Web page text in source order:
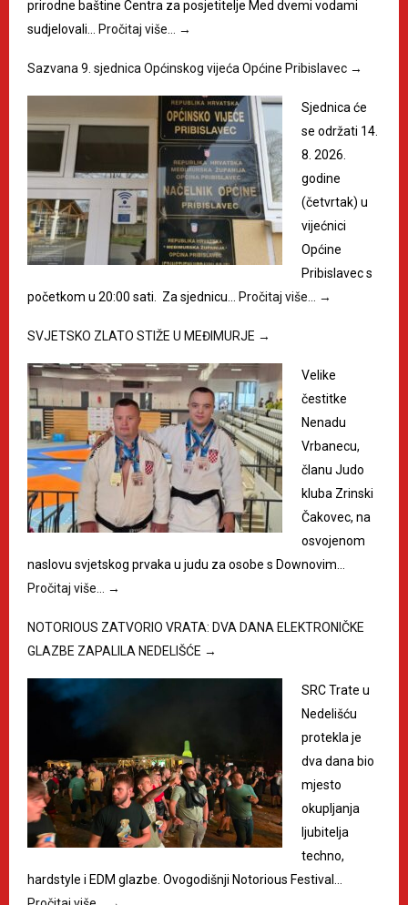
prirodne baštine Centra za posjetitelje Med dvemi vodami
sudjelovali…
Pročitaj više… →
Sazvana 9. sjednica Općinskog vijeća Općine Pribislavec →
Sjednica će
se održati 14.
8. 2026.
godine
(četvrtak) u
vijećnici
Općine
Pribislavec s
početkom u 20:00 sati. Za sjednicu…
Pročitaj više… →
SVJETSKO ZLATO STIŽE U MEĐIMURJE →
Velike
čestitke
Nenadu
Vrbanecu,
članu Judo
kluba Zrinski
Čakovec, na
osvojenom
naslovu svjetskog prvaka u judu za osobe s Downovim…
Pročitaj više…
→
NOTORIOUS ZATVORIO VRATA: DVA DANA ELEKTRONIČKE
GLAZBE ZAPALILA NEDELIŠĆE →
SRC Trate u
Nedelišću
protekla je
dva dana bio
mjesto
okupljanja
ljubitelja
techno,
hardstyle i EDM glazbe. Ovogodišnji Notorious Festival…